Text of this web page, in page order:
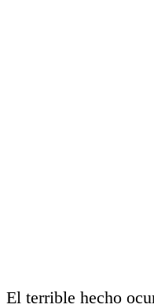
El terrible hecho